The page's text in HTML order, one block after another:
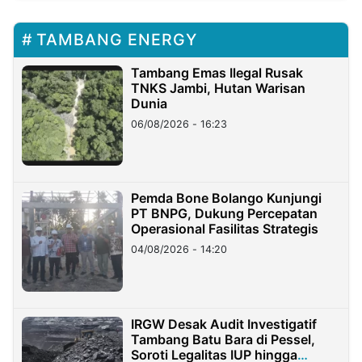
TAMBANG ENERGY
Tambang Emas Ilegal Rusak
TNKS Jambi, Hutan Warisan
Dunia
06/08/2026 - 16:23
Pemda Bone Bolango Kunjungi
PT BNPG, Dukung Percepatan
Operasional Fasilitas Strategis
04/08/2026 - 14:20
IRGW Desak Audit Investigatif
Tambang Batu Bara di Pessel,
Soroti Legalitas IUP hingga